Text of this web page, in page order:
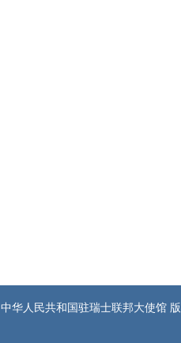
中华人民共和国驻瑞士联邦大使馆